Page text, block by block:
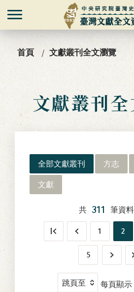
首頁 文獻叢刊全文瀏覽
文獻叢刊
全部文獻叢刊 方志
文獻
共 311 筆資料
1
2
5
每頁顯示